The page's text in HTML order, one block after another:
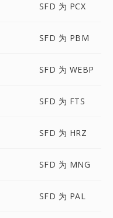
SFD 为 PCX
SFD 为 PBM
SFD 为 WEBP
SFD 为 FTS
SFD 为 HRZ
SFD 为 MNG
SFD 为 PAL